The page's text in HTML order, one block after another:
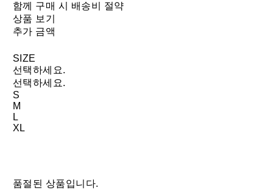
함께 구매 시 배송비 절약
상품 보기
추가 금액
SIZE
선택하세요.
선택하세요.
S
M
L
XL
품절된 상품입니다.